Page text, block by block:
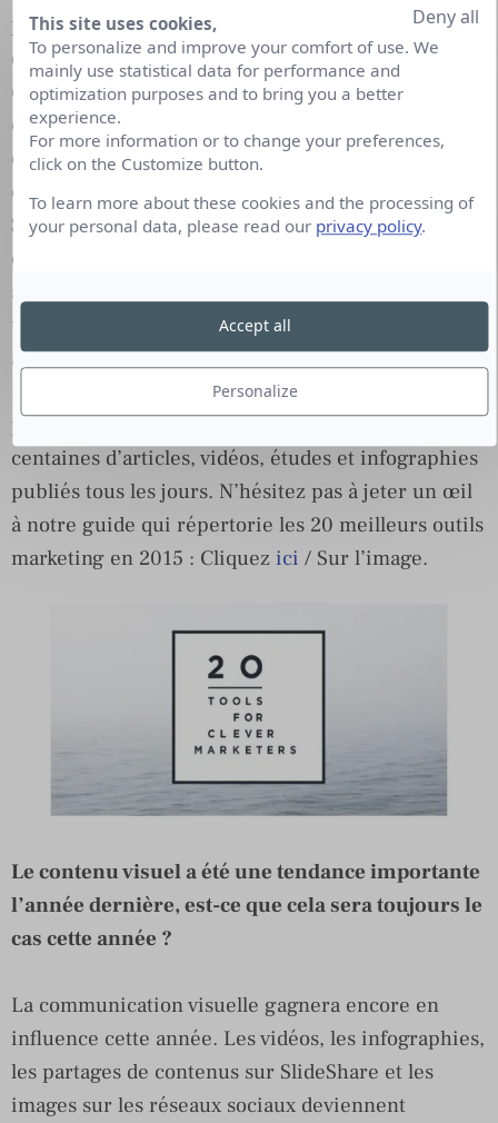
pertinents du Web – est une pratique de marketing
de plus en plus courante. Elle permet aux
entreprises de partager des contenus sans les
créer elles-mêmes. C’est aussi une manière
d’augmenter son influence grâce au partage de
contenus créés par d’autres entreprises.
Si les réseaux sociaux ont été la méthode la plus
courante pour partager du contenu jusqu’à
aujourd’hui, de nombreuses entreprises créent
une synthèse hebdomadaire ou mensuelle avec les
articles les plus pertinents dans leur secteur.
Fort heureusement, il existe de nombreux outils
pour aider les entreprises à suivre et analyser les
centaines d’articles, vidéos, études et infographies
publiés tous les jours. N’hésitez pas à jeter un œil
à notre guide qui répertorie les 20 meilleurs outils
marketing en 2015 : Cliquez ici / Sur l’image.
Le contenu visuel a été une tendance importante
l’année dernière, est-ce que cela sera toujours le
cas cette année ?
La communication visuelle gagnera encore en
influence cette année. Les vidéos, les infographies,
les partages de contenus sur SlideShare et les
images sur les réseaux sociaux deviennent
This site uses cookies,
To personalize and improve your comfort of use. We
mainly use statistical data for performance and
optimization purposes and to bring you a better
experience.
For more information or to change your preferences,
click on the Customize button.
To learn more about these cookies and the processing of
your personal data, please read our privacy policy.
Personalize
Deny all
Accept all